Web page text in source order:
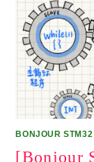
BONJOUR STM32
[Bonjour